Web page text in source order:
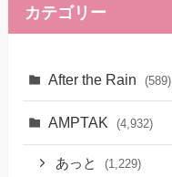
カテゴリー
After the Rain (589)
AMPTAK (4,932)
あっと (1,229)